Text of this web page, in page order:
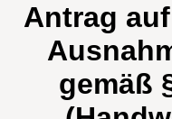
Antrag
gemäß